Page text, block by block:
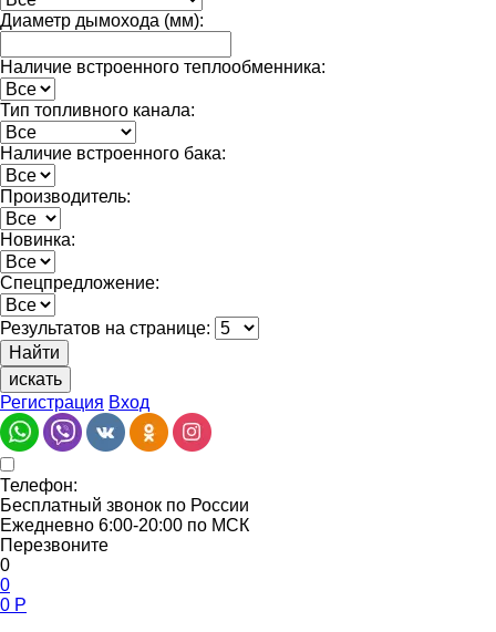
Диаметр дымохода (мм):
Наличие встроенного теплообменника:
Тип топливного канала:
Наличие встроенного бака:
Производитель:
Новинка:
Спецпредложение:
Результатов на странице:
Найти
искать
Регистрация Вход
Телефон:
Бесплатный звонок по России
Ежедневно 6:00-20:00 по МСК
Перезвоните
0
0
0 Р